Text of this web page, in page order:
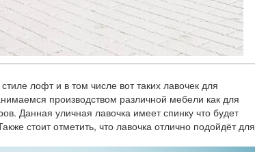
лофт и в том числе вот таких лавочек для
производством различной мебели как для
Данная уличная лавочка имеет спинку что будет
стоит отметить, что лавочка отлично подойдёт для